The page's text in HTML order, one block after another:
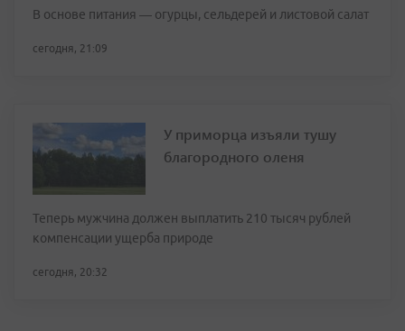
В основе питания — огурцы, сельдерей и листовой салат
сегодня, 21:09
У приморца изъяли тушу
благородного оленя
Теперь мужчина должен выплатить 210 тысяч рублей
компенсации ущерба природе
сегодня, 20:32